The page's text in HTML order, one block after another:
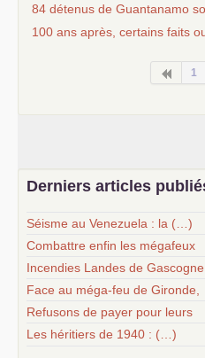
84 détenus de Guantanamo
100 ans après, certains faits
1
Derniers articles
Séisme au Venezuela : la (…)
Combattre enfin les mégafeux
Incendies Landes de
Face au méga-feu de Gironde,
Refusons de payer pour leurs
Les héritiers de 1940 : (…)